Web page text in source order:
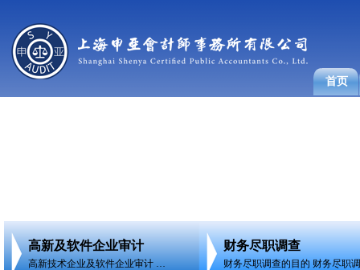
首页
高新及软件企业审计
高新技术企业及软件企业审计 …
财务尽职调查
财务尽职调查的目的 财务尽职